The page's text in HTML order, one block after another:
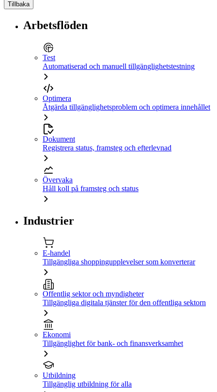
Tillbaka
Arbetsflöden
Test
Automatiserad och manuell tillgänglighetstestning
Optimera
Åtgärda tillgänglighetsproblem och optimera innehållet
Dokument
Registrera status, framsteg och efterlevnad
Övervaka
Håll koll på framsteg och status
Industrier
E-handel
Tillgängliga shoppingupplevelser som konverterar
Offentlig sektor och myndigheter
Tillgängliga digitala tjänster för den offentliga sektorn
Ekonomi
Tillgänglighet för bank- och finansverksamhet
Utbildning
Tillgänglig utbildning för alla